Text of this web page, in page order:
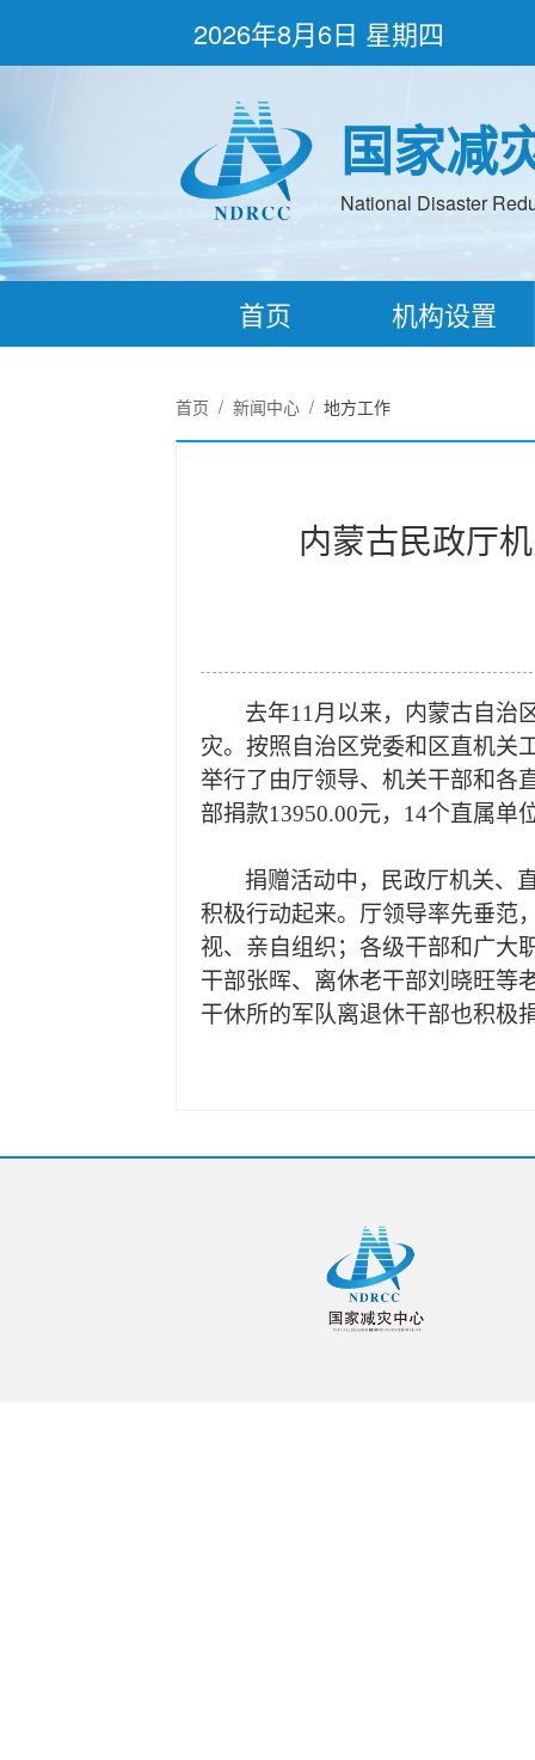
2026年8月6日 星期四
国家减
National Disaster
首页 机构设置
首页 / 新闻中心/ 地方工作
内蒙古民政厅
去年11月以来，内蒙古自治
灾。按照自治区党委
举行了由厅领导、机关干部和各
部捐款13950.00元，14个直属单
捐赠活动中，民政厅机关、
积极行动起来。厅领导率先垂范
视、亲自组织；各级干部和广大
干部张晖、离休老干部刘晓旺等
干休所的军队离退休干部也积极